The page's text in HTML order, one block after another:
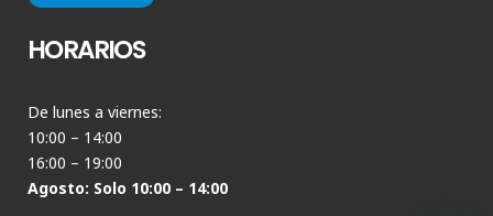
HORARIOS
De lunes a viernes:
10:00 – 14:00
16:00 – 19:00
Agosto: Solo 10:00 – 14:00